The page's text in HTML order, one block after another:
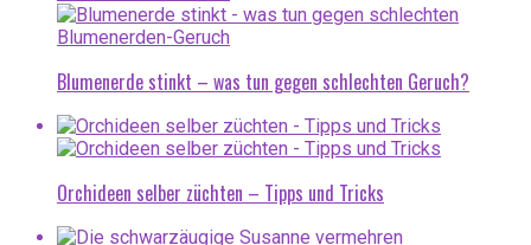
Blumenerde stinkt – was tun gegen schlechten Geruch?
Orchideen selber züchten – Tipps und Tricks